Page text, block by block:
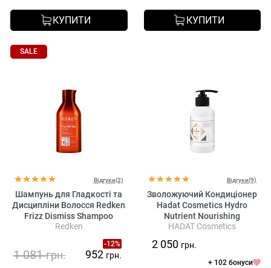
КУПИТИ КУПИТИ
SALE
Відгуки(2)
Шампунь для Гладкості та
Дисципліни Волосся Redken
Frizz Dismiss Shampoo
Redken
-12%
1 081грн. 952 грн.
Відгуки(9)
Зволожуючий Кондиціонер
Hadat Cosmetics Hydro
Nutrient Nourishing
Conditioner
HADAT Cosmetics
2 050 грн.
+ 102 бонуси